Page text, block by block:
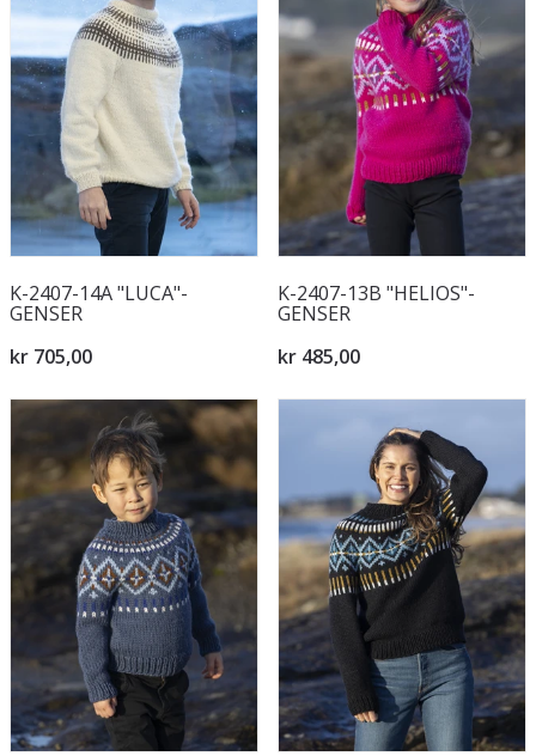
K-2407-14A "LUCA"-
GENSER
kr 705,00
K-2407-13B "HELIOS"-
GENSER
kr 485,00